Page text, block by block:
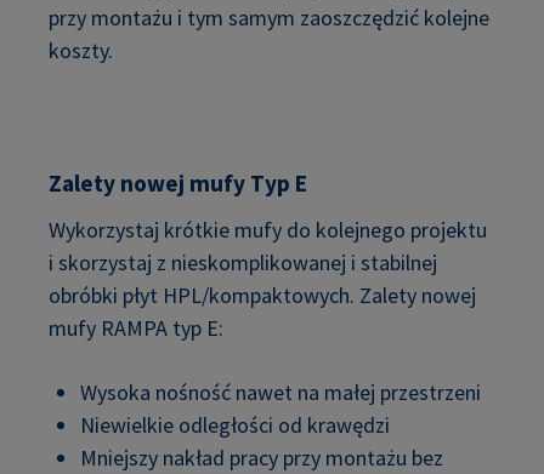
przy montażu i tym samym zaoszczędzić kolejne
koszty.
Zalety nowej mufy Typ E
Wykorzystaj krótkie mufy do kolejnego projektu
i skorzystaj z nieskomplikowanej i stabilnej
obróbki płyt HPL/kompaktowych. Zalety nowej
mufy RAMPA typ E:
Wysoka nośność nawet na małej przestrzeni
Niewielkie odległości od krawędzi
Mniejszy nakład pracy przy montażu bez